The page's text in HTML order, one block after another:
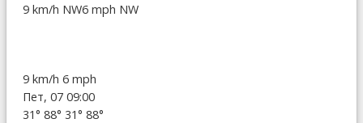
9 km/h NW6 mph NW
9 km/h 6 mph
Пет, 07 09:00
31° 88° 31° 88°